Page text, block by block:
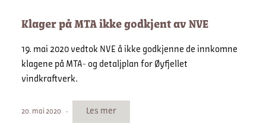
Klager på MTA ikke godkjent av NVE
19. mai 2020 vedtok NVE å ikke godkjenne de innkomne
klagene på MTA- og detaljplan for Øyfjellet
vindkraftverk.
20. mai 2020 Les mer